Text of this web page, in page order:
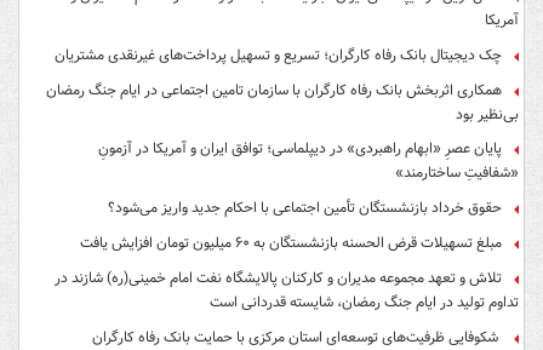
آمریکا
چک دیجیتال بانک رفاه کارگران؛ تسریع و تسهیل پرداخت‌های غیرنقدی مشتریان
همکاری اثربخش بانک رفاه کارگران با سازمان تامین اجتماعی در ایام جنگ رمضان
بی‌نظیر بود
پایان عصرِ «ابهام راهبردی» در دیپلماسی؛ توافق ایران و آمریکا در آزمونِ
«شفافیتِ ساختارمند»
حقوق خرداد بازنشستگان تأمین اجتماعی با احکام جدید واریز می‌شود؟
مبلغ تسهیلات قرض الحسنه بازنشستگان به ۶۰ میلیون تومان افزایش یافت
تلاش و تعهد مجموعه مدیران و کارکنان پالایشگاه نفت امام خمینی(ره) شازند در
تداوم تولید در ایام جنگ رمضان، شایسته قدردانی است
شکوفایی ظرفیت‌های توسعه‌ای استان مرکزی با حمایت بانک رفاه کارگران